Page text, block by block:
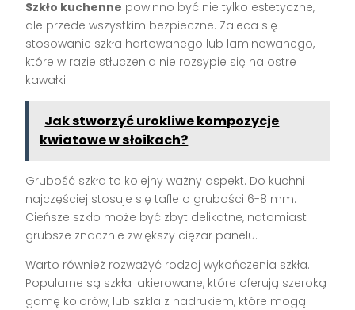
Szkło kuchenne powinno być nie tylko estetyczne,
ale przede wszystkim bezpieczne. Zaleca się
stosowanie szkła hartowanego lub laminowanego,
które w razie stłuczenia nie rozsypie się na ostre
kawałki.
Jak stworzyć urokliwe kompozycje
kwiatowe w słoikach?
Grubość szkła to kolejny ważny aspekt. Do kuchni
najczęściej stosuje się tafle o grubości 6-8 mm.
Cieńsze szkło może być zbyt delikatne, natomiast
grubsze znacznie zwiększy ciężar panelu.
Warto również rozważyć rodzaj wykończenia szkła.
Popularne są szkła lakierowane, które oferują szeroką
gamę kolorów, lub szkła z nadrukiem, które mogą